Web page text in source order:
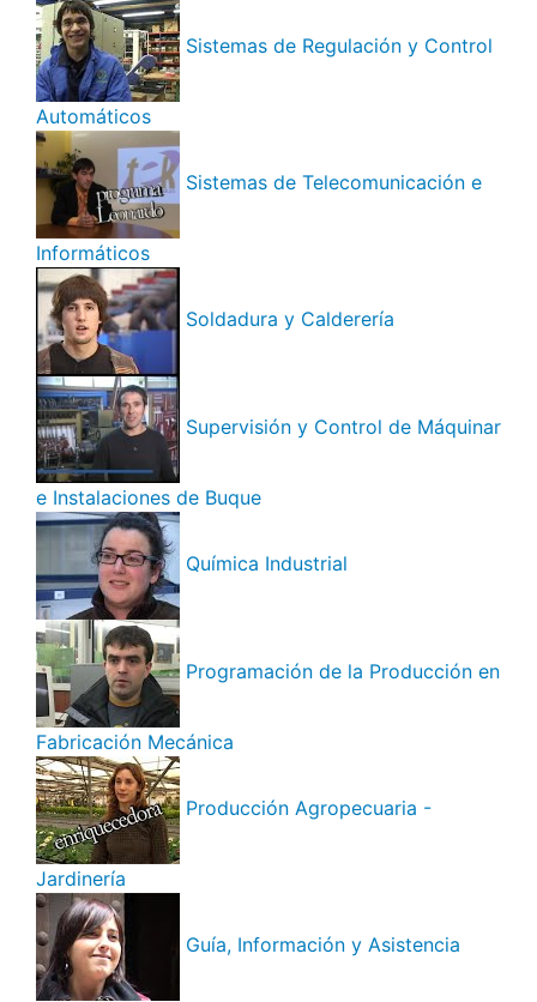
Sistemas de Regulación y Control
Automáticos
Sistemas de Telecomunicación e
Informáticos
Soldadura y Calderería
Supervisión y Control de Máquinar
e Instalaciones de Buque
Química Industrial
Programación de la Producción en
Fabricación Mecánica
Producción Agropecuaria -
Jardinería
Guía, Información y Asistencia